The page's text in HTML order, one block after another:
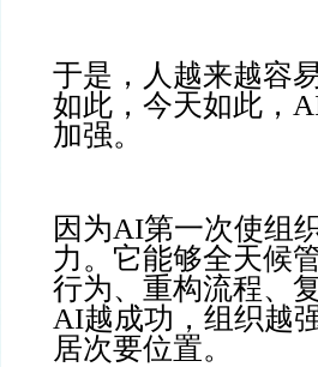
于是，人越来越容
如此，今天如此，
加强。
因为AI第一次使组
力。它能够全天候
行为、重构流程、
AI越成功，组织越
居次要位置。